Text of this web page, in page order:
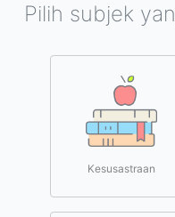
Pilih subjek
Kesusastraan